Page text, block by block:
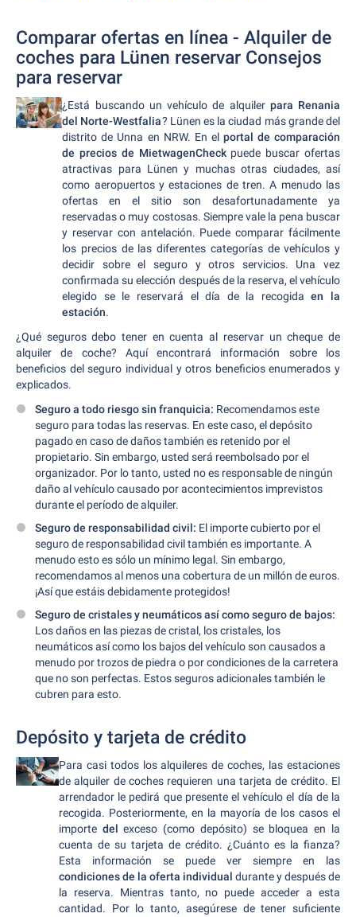
Comparar ofertas en línea - Alquiler de
coches para Lünen reservar Consejos
para reservar
¿Está buscando un vehículo de alquiler para Renania
del Norte-Westfalia? Lünen es la ciudad más grande del
distrito de Unna en NRW. En el portal de comparación
de precios de MietwagenCheckpuede buscar ofertas
atractivas para Lünen y muchas otras ciudades, así
como aeropuertos y estaciones de tren. A menudo las
ofertas en el sitio son desafortunadamente ya
reservadas o muy costosas. Siempre vale la pena buscar
y reservar con antelación. Puede comparar fácilmente
los precios de las diferentes categorías de vehículos y
decidir sobre el seguro y otros servicios. Una vez
confirmada su elección después de la reserva, el vehículo
elegido se le reservará el día de la recogidaen la
estación.
¿Qué seguros debo tener en cuenta al reservar un cheque de
alquiler de coche? Aquí encontrará información sobre los
beneficios del seguro individual y otros beneficios enumerados y
explicados.
Seguro a todo riesgo sin franquicia: Recomendamos este
seguro para todas las reservas. En este caso, el depósito
pagado en caso de daños también es retenido por el
propietario. Sin embargo, usted será reembolsado por el
organizador. Por lo tanto, usted no es responsable de ningún
daño al vehículo causado por acontecimientos imprevistos
durante el período de alquiler.
Seguro de responsabilidad civil: El importe cubierto por el
seguro de responsabilidad civil también es importante. A
menudo esto es sólo un mínimo legal. Sin embargo,
recomendamos al menos una cobertura de un millón de euros.
¡Así que estáis debidamente protegidos!
Seguro de cristales y neumáticos así como seguro de bajos:
Los daños en las piezas de cristal, los cristales, los
neumáticos así como los bajos del vehículo son causados a
menudo por trozos de piedra o por condiciones de la carretera
que no son perfectas. Estos seguros adicionales también le
cubren para esto.
Depósito y tarjeta de crédito
Para casi todos los alquileres de coches, las estaciones
de alquiler de coches requieren una tarjeta de crédito. El
arrendador le pedirá que presente el vehículo el día de la
recogida. Posteriormente, en la mayoría de los casos el
importe del exceso (como depósito) se bloquea en la
cuenta de su tarjeta de crédito. ¿Cuánto es la fianza?
Esta información se puede ver siempre en las
condiciones de la oferta individual durante y después de
la reserva. Mientras tanto, no puede acceder a esta
cantidad. Por lo tanto, asegúrese de tener suficiente